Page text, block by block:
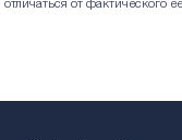
отличаться от фактического